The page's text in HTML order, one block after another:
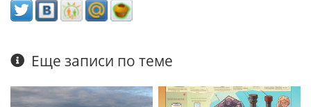
Еще записи по теме